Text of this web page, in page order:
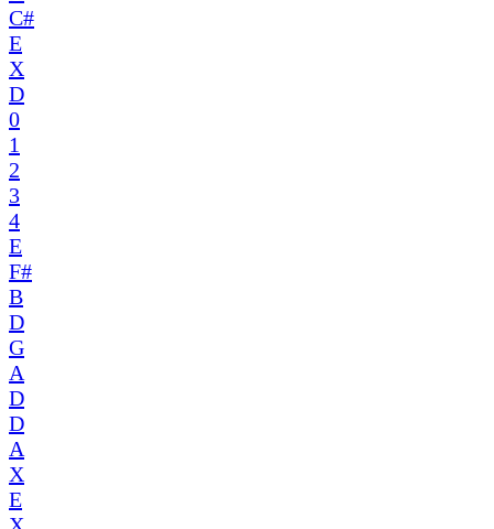
C#
E
X
D
0
1
2
3
4
E
F#
B
D
G
A
D
D
A
X
E